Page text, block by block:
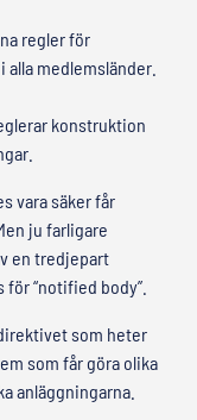
regler för
medlemsländer.
konstruktion
vara säker får
ju farligare
en tredjepart
“notified body”.
som heter
som får göra olika
anläggningarna.